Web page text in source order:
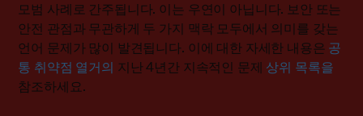
모범 사례로 간주됩니다. 이는 우연이 아닙니다. 보안 또는
안전 관점과 무관하게 두 가지 맥락 모두에서 의미를 갖는
언어 문제가 많이 발견됩니다. 이에 대한 자세한 내용은 공
통 취약점 열거의 지난 4년간 지속적인 문제 상위 목록을
참조하세요.